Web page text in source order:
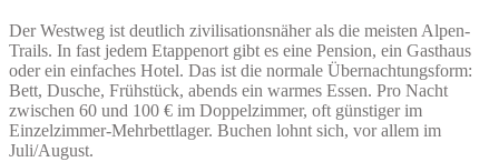
Der Westweg ist deutlich zivilisationsnäher als die meisten Alpen-
Trails. In fast jedem Etappenort gibt es eine Pension, ein Gasthaus
oder ein einfaches Hotel. Das ist die normale Übernachtungsform:
Bett, Dusche, Frühstück, abends ein warmes Essen. Pro Nacht
zwischen 60 und 100 € im Doppelzimmer, oft günstiger im
Einzelzimmer-Mehrbettlager. Buchen lohnt sich, vor allem im
Juli/August.